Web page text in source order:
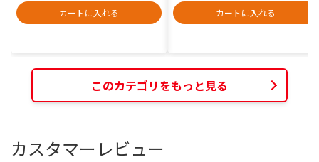
カートに入れる
カートに入れる
このカテゴリをもっと見る
カスタマーレビュー